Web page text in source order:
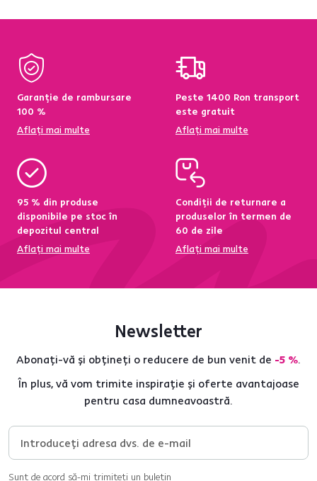
Garanție de rambursare
100 %
Aflați mai multe
Peste 1400 Ron transport
este gratuit
Aflați mai multe
95 % din produse
disponibile pe stoc în
depozitul central
Aflați mai multe
Condiții de returnare a
produselor în termen de
60 de zile
Aflați mai multe
Newsletter
Abonați-vă și obțineți o reducere de bun venit de -5 %.
În plus, vă vom trimite inspirație și oferte avantajoase
pentru casa dumneavoastră.
Sunt de acord să-mi trimiteți un buletin